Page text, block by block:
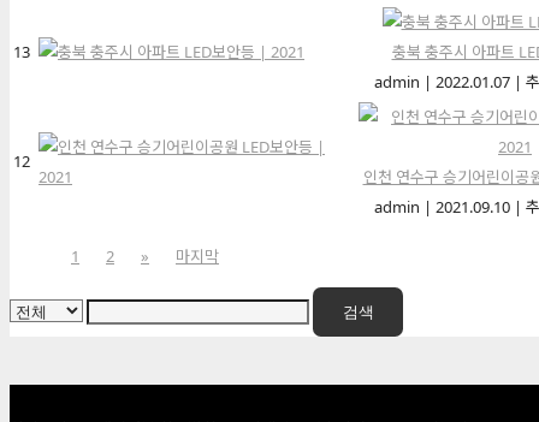
13
충북 충주시 아파트
admin | 2022.01.07 |
12
인천 연수구 승기어린이공
admin | 2021.09.10 |
1 2 » 마지막
검색